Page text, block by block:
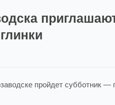
пройдет субботник —